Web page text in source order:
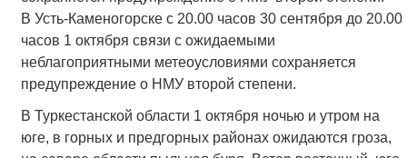
В Усть-Каменогорске с 20.00 часов 30 сентября до 20.00
часов 1 октября связи с ожидаемыми
неблагоприятными метеоусловиями сохраняется
предупреждение о НМУ второй степени.
В Туркестанской области 1 октября ночью и утром на
юге, в горных и предгорных районах ожидаются гроза,